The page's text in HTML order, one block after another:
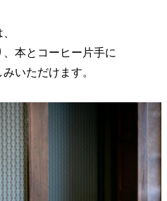
本とコーヒー片手に
いただけます。